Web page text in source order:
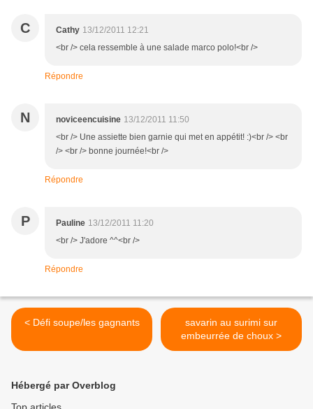
C Cathy 13/12/2011 12:21
<br /> cela ressemble à une salade marco polo!<br />
Répondre
N noviceencuisine 13/12/2011 11:50
<br /> Une assiette bien garnie qui met en appétit! :)<br /> <br
/> <br /> bonne journée!<br />
Répondre
P Pauline 13/12/2011 11:20
<br /> J'adore ^^<br />
Répondre
< Défi soupe/les gagnants
savarin au surimi sur
embeurrée de choux >
Hébergé par Overblog